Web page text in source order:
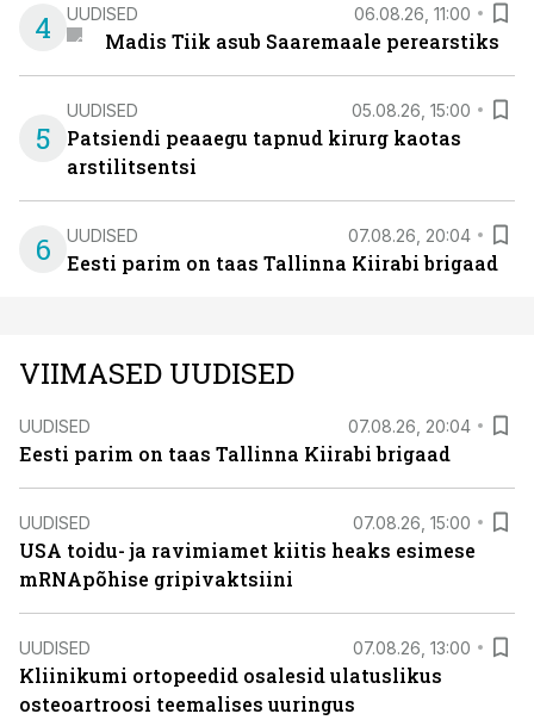
4 UUDISED 06.08.26, 11:00
Madis Tiik asub Saaremaale perearstiks
5
UUDISED 05.08.26, 15:00
Patsiendi peaaegu tapnud kirurg kaotas
arstilitsentsi
6 UUDISED 07.08.26, 20:04
Eesti parim on taas Tallinna Kiirabi brigaad
VIIMASED UUDISED
UUDISED 07.08.26, 20:04
Eesti parim on taas Tallinna Kiirabi brigaad
UUDISED 07.08.26, 15:00
USA toidu- ja ravimiamet kiitis heaks esimese
mRNApõhise gripivaktsiini
UUDISED 07.08.26, 13:00
Kliinikumi ortopeedid osalesid ulatuslikus
osteoartroosi teemalises uuringus